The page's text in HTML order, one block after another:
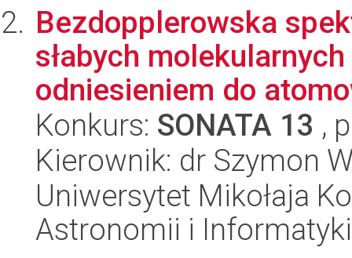
Bezdopplerowska
słabych
odniesieniem do
Konkurs: SONATA 13 ,
Kierownik: dr Szymon
Uniwersytet Mikołaja
Astronomii i